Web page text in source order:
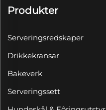
Produkter
Serveringsredskaper
Drikkekransar
Bakeverk
Serveringssett